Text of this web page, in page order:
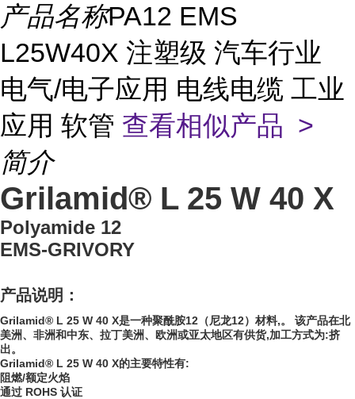
产品名称PA12 EMS
L25W40X 注塑级 汽车行业
电气/电子应用 电线电缆 工业
应用 软管 查看相似产品 >
简介
Grilamid® L 25 W 40 X
Polyamide 12
EMS-GRIVORY
产品说明：
Grilamid® L 25 W 40 X是一种聚酰胺12（尼龙12）材料,。 该产品在北
美洲、非洲和中东、拉丁美洲、欧洲或亚太地区有供货,加工方式为:挤
出。
Grilamid® L 25 W 40 X的主要特性有:
阻燃/额定火焰
通过 ROHS 认证